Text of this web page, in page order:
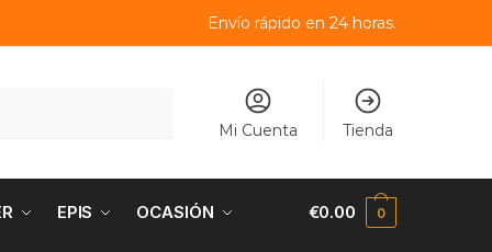
Envío rápido en 24 horas.
Mi Cuenta Tienda
EPIS OCASIÓN €0.00 0